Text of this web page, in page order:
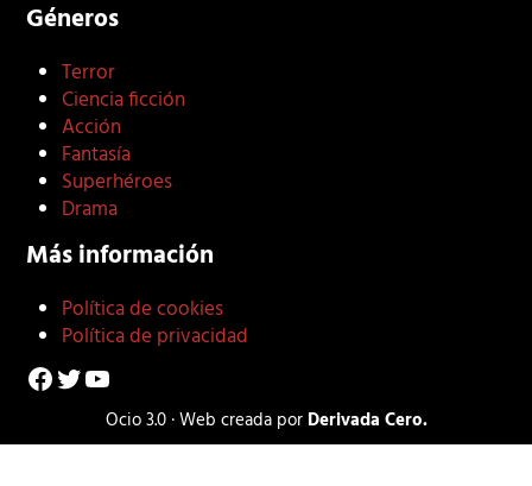
Géneros
Terror
Ciencia ficción
Acción
Fantasía
Superhéroes
Drama
Más información
Política de cookies
Política de privacidad
Facebook
Twitter
YouTube
Ocio 3.0 · Web creada por Derivada Cero.